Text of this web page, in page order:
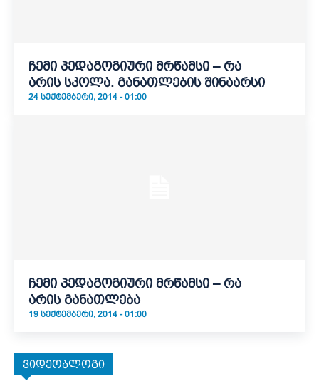
ჩემი პედაგოგიური მრწამსი – რა
არის სკოლა. განათლების შინაარსი
24 ᲡᲔᲥᲢᲔᲛᲑᲔᲠᲘ, 2014 - 01:00
ჩემი პედაგოგიური მრწამსი – რა
არის განათლება
19 ᲡᲔᲥᲢᲔᲛᲑᲔᲠᲘ, 2014 - 01:00
ვიდეობლოგი